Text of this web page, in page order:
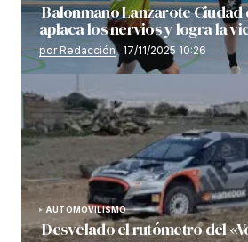
Balonmano Lanzarote
aplaca los nervios y logra la
por Redacción 17/11/2025 10:26
AUTOMOVILISMO
Desvelado el rutómetro del